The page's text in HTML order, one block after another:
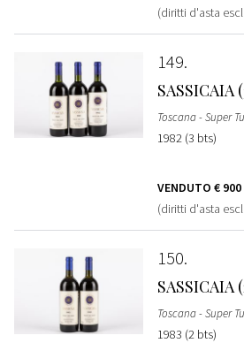
(diritti d'asta
149
SASSICAIA
Toscana - Super
1982 (3 bts)
VENDUTO € 900
(diritti d'asta
150
SASSICAIA
Toscana - Super
1983 (2 bts)